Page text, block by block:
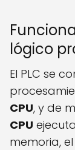
lógico
El PLC se
CPU, y de
CPU
memoria,